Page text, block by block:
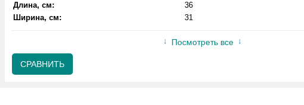
Длина, см:
36
Ширина, см:
31
Посмотреть все
СРАВНИТЬ